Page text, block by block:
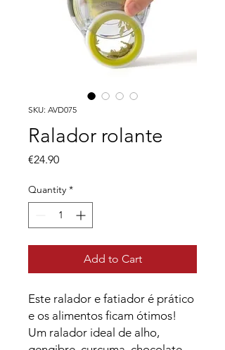
SKU: AVD075
Ralador rolante
€24.90Price
Quantity *
Add to Cart
Este ralador e fatiador é prático
e os alimentos ficam ótimos!
Um ralador ideal de alho,